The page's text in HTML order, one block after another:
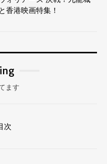
香港映画特集！
ます
次